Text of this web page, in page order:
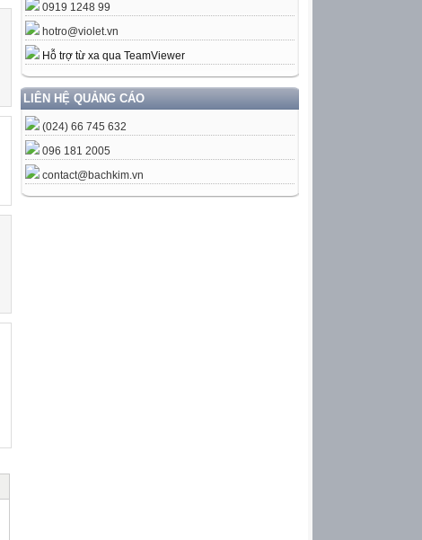
0919 1248 99
hotro@violet.vn
Hỗ trợ từ xa qua TeamViewer
LIÊN HỆ QUẢNG CÁO
(024) 66 745 632
096 181 2005
contact@bachkim.vn